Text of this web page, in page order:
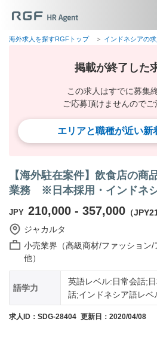
海外求人を探すRGFトップ インドネシアの
掲載が終了した
この求人はすでに募集
ご応募頂けませんので
エリアと職種が近い新
【海外駐在案件】飲食店の商
業務 ※日本採用・インドネ
JPY 210,000 - 357,000 （
ジャカルタ
小売業界（高級商材/ファッショ
他）
語学力
英語レベル:日常会話;
話;インドネシア語レベ
求人ID：SDG-28404 更新日：2020/04/08